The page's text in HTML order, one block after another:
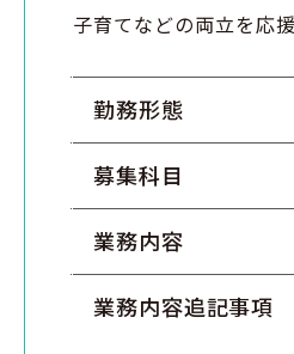
子育てなどの両立を応
勤務形態
募集科目
業務内容
業務内容追記事項